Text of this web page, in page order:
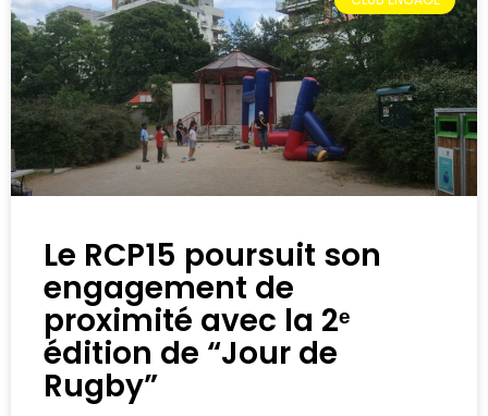
Le RCP15 poursuit son
engagement de
proximité avec la 2ᵉ
édition de “Jour de
Rugby”